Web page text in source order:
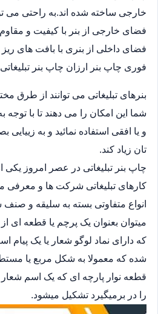
خارجی ساخته شده اند.به راحتی می
فضای خارجی از بنر با کیفیت و مقاوم
فضای داخلی از بنری با بافت های
فوری چاپ بنر ارزان چاپ بنر تبلیغاتی
بنرهای تبلیغاتی می توانند از طرق
شما این امکان را می دهند تا با
و یا افقی استفاده نمائید و به زییایی
تان زیاد کند.
چاپ بنر تبلیغاتی در عصر امروز یکی
کارهای تبلیغاتی شرکت ها و
انواع متفاوتی بسته به سلیقه و صنف
میتوان بعنوان یک پرچم یا قطعه ای
که دارای نماد لوگو شعار یا یک
شده که معمولا به شکل مربع یا
قطعه نوار پارچه ای که یک اسم شعار یا
را در برمیگیرد تشکیل میشود.